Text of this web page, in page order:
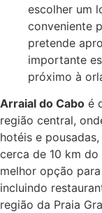
escolher um
conveniente
pretende
importante
próximo à
Arraial do Cabo é
região central,
hotéis e
cerca de 10 km
melhor opção
incluindo
região da Praia